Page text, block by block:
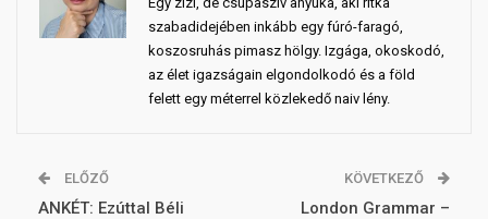
szabadidejében inkább egy fúró-faragó,
koszosruhás pimasz hölgy. Izgága, okoskodó,
az élet igazságain elgondolkodó és a föld
felett egy méterrel közlekedő naiv lény.
ELŐZŐ
ANKÉT: Ezúttal Béli
KÖVETKEZŐ
London Grammar –